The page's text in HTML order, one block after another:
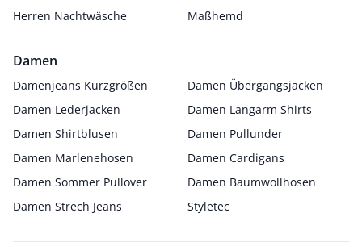
Herren Nachtwäsche
Maßhemd
Damen
Damenjeans Kurzgrößen
Damen Übergangsjacken
Damen Lederjacken
Damen Langarm Shirts
Damen Shirtblusen
Damen Pullunder
Damen Marlenehosen
Damen Cardigans
Damen Sommer Pullover
Damen Baumwollhosen
Damen Strech Jeans
Styletec